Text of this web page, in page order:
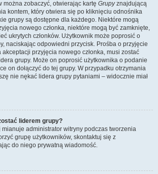
można zobaczyć, otwierając kartę Grupyznajdującą
kontem, który otwiera się po kliknięciu odnośnika
grupy są dostępne dla każdego. Niektóre mogą
nowego członka, niektóre mogą być zamknięte,
ukrytych członków. Użytkownik może poprosić o
naciskając odpowiedni przycisk. Prośba o przyjęcie
akceptacji przyjęcia nowego członka, musi zostać
grupy. Może on poprosić użytkownika o podanie
on dołączyć do tej grupy. W przypadku otrzymania
nie nękać lidera grupy pytaniami – widocznie miał
liderem grupy?
mianuje administrator witryny podczas tworzenia
grupę użytkowników, skontaktuj się z
do niego prywatną wiadomość.